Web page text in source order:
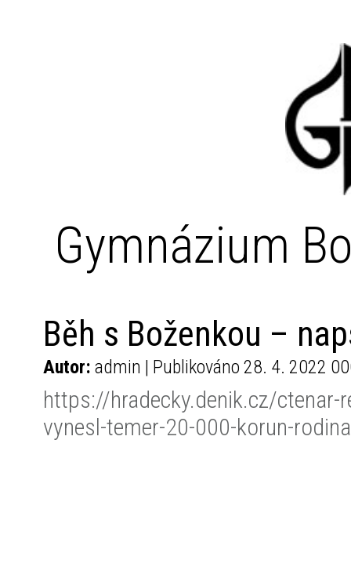
Gymnázium
Běh s Boženkou –
Autor: admin | Publikováno 28. 4. 2022
https://hradecky.denik.cz/
vynesl-temer-20-000-korun-